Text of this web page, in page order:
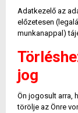
Adatkezelő az
előzetesen
munkanappal)
jog
Ön jogosult arra,
törölje az Önre